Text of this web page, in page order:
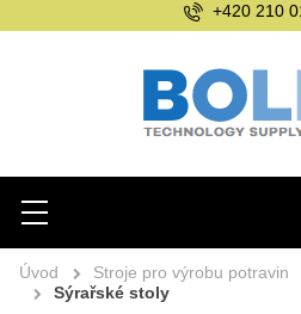
Hledat
Menu
Úvod Stroje pro výrobu potravin
Sýrařské stoly